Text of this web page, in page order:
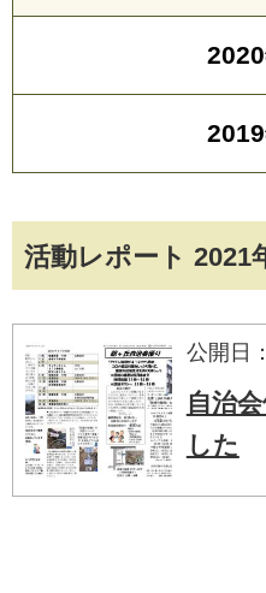
活動レポート 2021
公開日
自治
した